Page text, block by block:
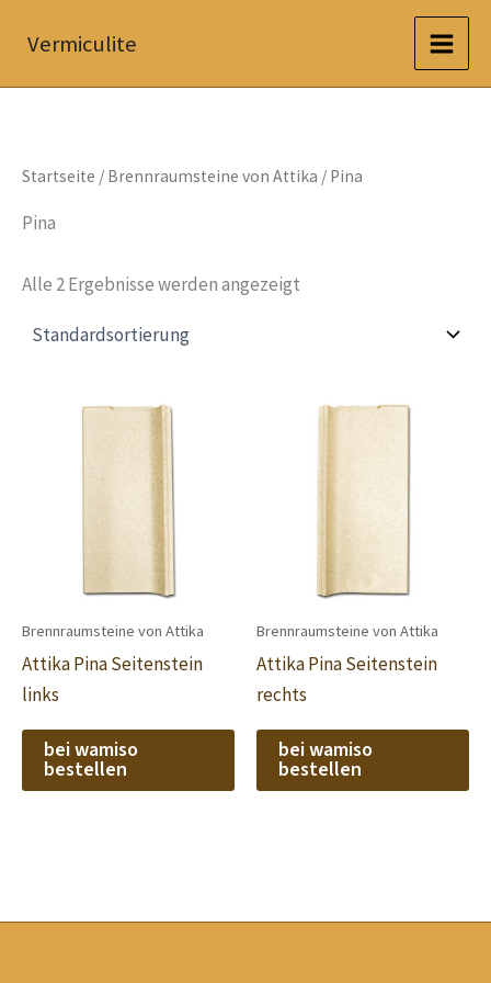
InhaltVermiculite
Startseite / Brennraumsteine von Attika / Pina
Pina
Alle 2 Ergebnisse werden angezeigt
Brennraumsteine von Attika
Attika Pina Seitenstein
links
bei wamiso
bestellen
Brennraumsteine von Attika
Attika Pina Seitenstein
rechts
bei wamiso
bestellen